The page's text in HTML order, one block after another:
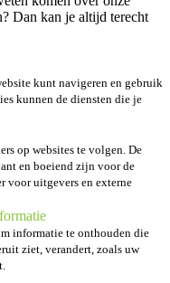
Dan kan je altijd terecht
kunt navigeren en gebruik
kunnen de diensten die je
op websites te volgen. De
en boeiend zijn voor de
voor uitgevers en externe
informatie te onthouden die
ziet, verandert, zoals uw